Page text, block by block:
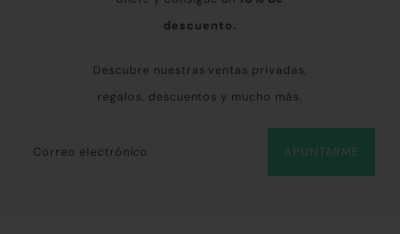
descuento.
Descubre nuestras ventas privadas,
regalos, descuentos y mucho más.
APUNTARME